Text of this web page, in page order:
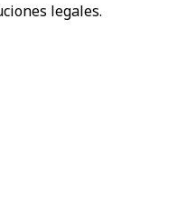
legales.